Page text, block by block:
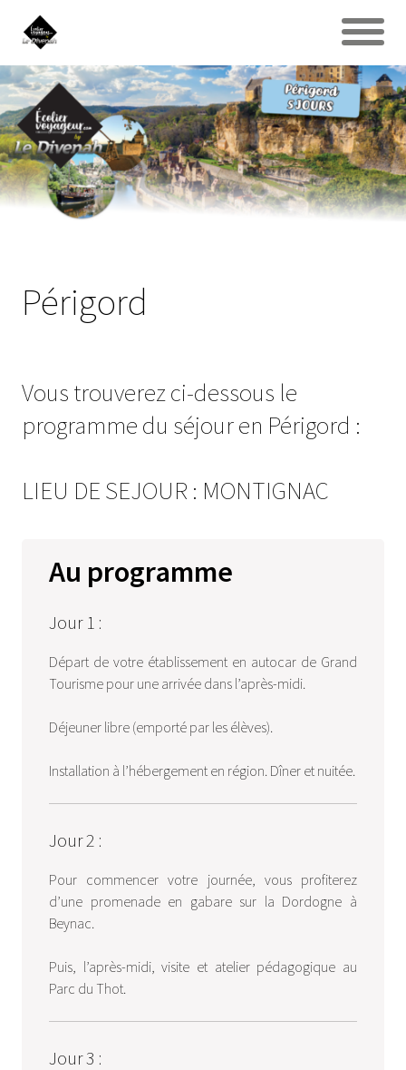
Périgord
Vous trouverez ci-dessous le
programme du séjour en Périgord :
LIEU DE SEJOUR : MONTIGNAC
Au programme
Jour 1 :
Départ de votre établissement en autocar de Grand
Tourisme pour une arrivée dans l’après-midi.
Déjeuner libre (emporté par les élèves).
Installation à l’hébergement en région. Dîner et nuitée.
Jour 2 :
Pour commencer votre journée, vous profiterez
d’une promenade en gabare sur la Dordogne à
Beynac.
Puis, l’après-midi, visite et atelier pédagogique au
Parc du Thot.
Jour 3 :